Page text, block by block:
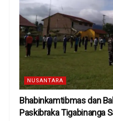
NUSANTARA
Bhabinkamtibmas dan
Paskibraka Tigabinanga